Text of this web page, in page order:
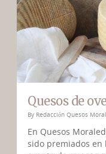
Quesos de
By Redacción Quesos
En Quesos
sido premiados en